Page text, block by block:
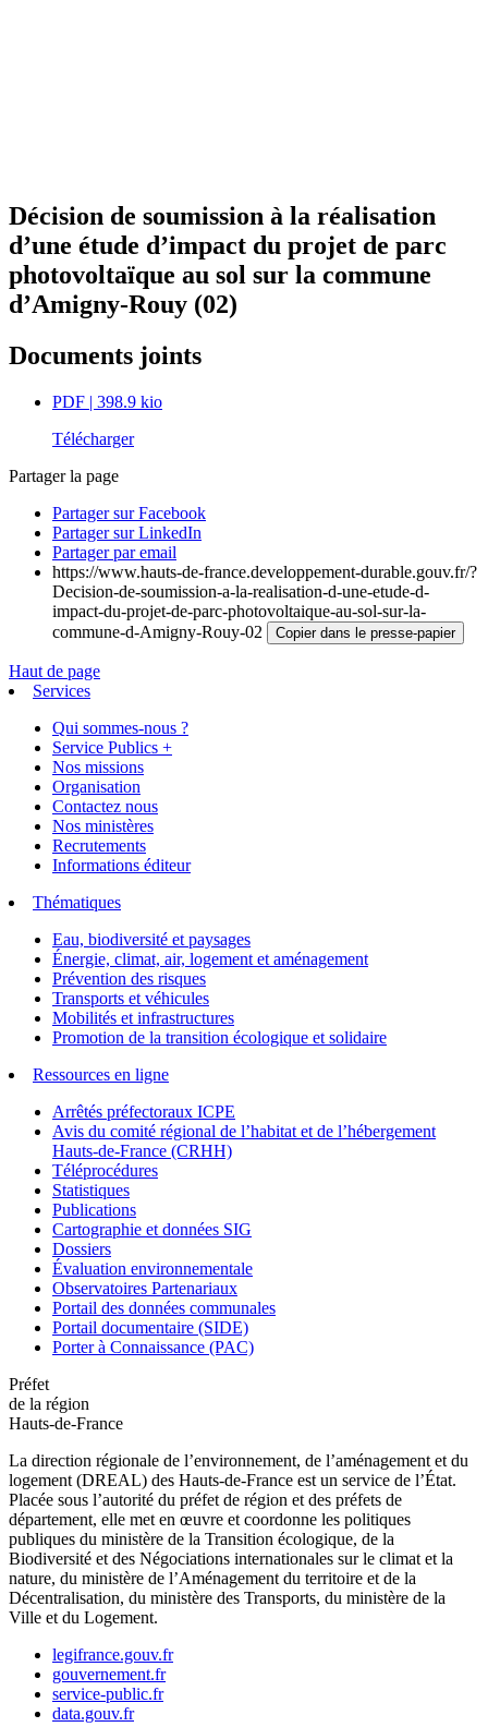
Décision de soumission à la réalisation
d’une étude d’impact du projet de parc
photovoltaïque au sol sur la commune
d’Amigny-Rouy (02)
Documents joints
PDF | 398.9 kio
Télécharger
Partager la page
Partager sur Facebook
Partager sur LinkedIn
Partager par email
https://www.hauts-de-france.developpement-durable.gouv.fr/?
Decision-de-soumission-a-la-realisation-d-une-etude-d-
impact-du-projet-de-parc-photovoltaique-au-sol-sur-la-
commune-d-Amigny-Rouy-02
Copier dans le presse-papier
Haut de page
Services
Qui sommes-nous ?
Service Publics +
Nos missions
Organisation
Contactez nous
Nos ministères
Recrutements
Informations éditeur
Thématiques
Eau, biodiversité et paysages
Énergie, climat, air, logement et aménagement
Prévention des risques
Transports et véhicules
Mobilités et infrastructures
Promotion de la transition écologique et solidaire
Ressources en ligne
Arrêtés préfectoraux ICPE
Avis du comité régional de l’habitat et de l’hébergement
Hauts-de-France (CRHH)
Téléprocédures
Statistiques
Publications
Cartographie et données SIG
Dossiers
Évaluation environnementale
Observatoires Partenariaux
Portail des données communales
Portail documentaire (SIDE)
Porter à Connaissance (PAC)
Préfet
de la région
Hauts-de-France
La direction régionale de l’environnement, de l’aménagement et du
logement (DREAL) des Hauts-de-France est un service de l’État.
Placée sous l’autorité du préfet de région et des préfets de
département, elle met en œuvre et coordonne les politiques
publiques du ministère de la Transition écologique, de la
Biodiversité et des Négociations internationales sur le climat et la
nature, du ministère de l’Aménagement du territoire et de la
Décentralisation, du ministère des Transports, du ministère de la
Ville et du Logement.
legifrance.gouv.fr
gouvernement.fr
service-public.fr
data.gouv.fr